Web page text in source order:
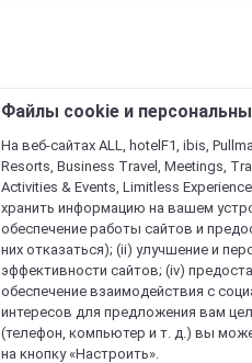
Файлы cookie и
На веб-сайтах ALL, hotelF1, ibis,
Resorts, Business Travel, Meetings,
Activities & Events, Limitless
хранить информацию на вашем
обеспечение работы сайтов и
них отказаться); (ii) улучшение и
эффективности сайтов; (iv)
обеспечение взаимодействия с
интересов для предложения вам
(телефон, компьютер и т. д.) вы
на кнопку «Настроить».